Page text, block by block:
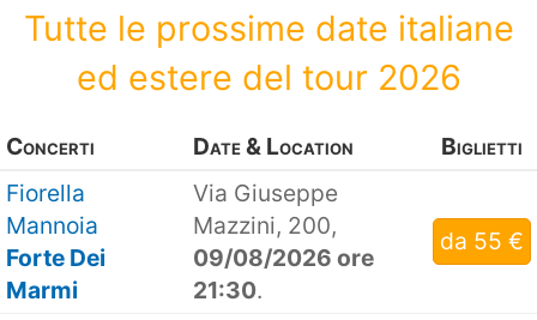
Tutte le prossime date italiane
ed estere del tour 2026
Concerti Date & Location
Biglietti
Fiorella
Mannoia
Forte Dei
Marmi
Via Giuseppe
Mazzini, 200,
09/08/2026 ore
21:30.
da 55 €